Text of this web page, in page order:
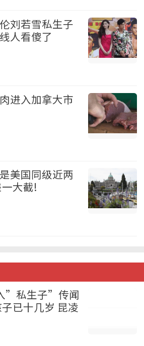
刘若雪私生子
人看傻了
进入加拿大市
美国同级近两
大截!
”私生子”传闻
已十几岁 昆凌